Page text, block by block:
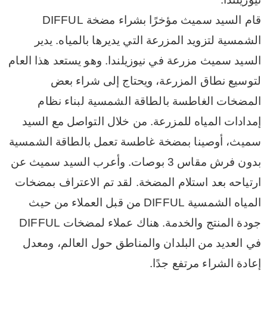
قام السيد سميث مؤخرًا بشراء مضخة DIFFUL
الشمسية لتزويد المزرعة التي يديرها بالمياه. يدير
السيد سميث مزرعة في نيوزيلندا. وهو يستعد هذا العام
لتوسيع نطاق المزرعة، ويحتاج إلى شراء بعض
المضخات الغاطسة بالطاقة الشمسية لبناء نظام
إمدادات المياه للمزرعة. من خلال التواصل مع السيد
سميث، أوصينا بمضخة غاطسة تعمل بالطاقة الشمسية
بدون فرش مقاس 3 بوصات. وأعرب السيد سميث عن
ارتياحه بعد استلام المضخة. لقد تم الاعتراف بمضخات
المياه الشمسية DIFFUL من قبل العملاء من حيث
جودة المنتج والخدمة. هناك عملاء لمضخات DIFFUL
في العديد من البلدان والمناطق حول العالم، ومعدل
إعادة الشراء مرتفع جدًا.